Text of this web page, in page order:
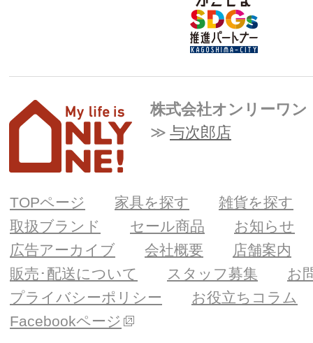
株式会社オンリーワン
与次郎店
TOPページ 家具を探す
雑貨を探す
取扱ブランド
セール商品
お知らせ
広告アーカイブ
会社概要
店舗案内
販売･配送について
スタッフ募集
お
プライバシーポリシー
お役立ちコラム
Facebookページ